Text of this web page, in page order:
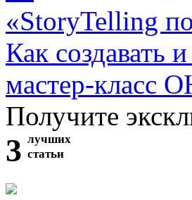
«StoryTelling
Как создавать
мастер-класс
Получите
3 лучших
статьи